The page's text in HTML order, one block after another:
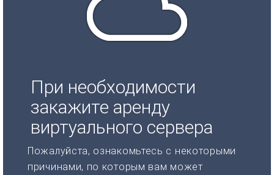
При необходимости
закажите аренду
виртуального сервера
Пожалуйста, ознакомьтесь с некоторыми
причинами, по которым вам может